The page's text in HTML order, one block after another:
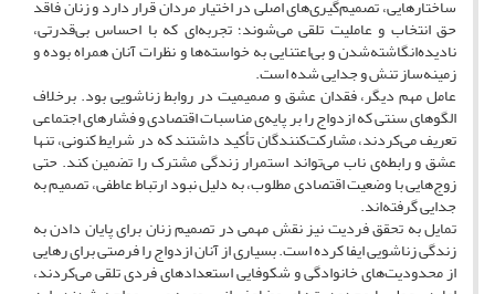
ساختارهایی، تصمیم‌گیری‌های اصلی در اختیار مردان قرار دارد و زنان فاقد
حق انتخاب و عاملیت تلقی می‌شوند؛ تجربه‌ای که با احساس بی‌قدرتی،
نادیده‌انگاشته‌شدن و بی‌اعتنایی به خواسته‌ها و نظرات آنان همراه بوده و
زمینه‌ساز تنش و جدایی شده است.
عامل مهم دیگر، فقدان عشق و صمیمیت در روابط زناشویی بود. برخلاف
الگوهای سنتی که ازدواج را بر پایه‌ی مناسبات اقتصادی و فشارهای اجتماعی
تعریف می‌کردند، مشارکت‌کنندگان تأکید داشتند که در شرایط کنونی، تنها
عشق و رابطه‌ی ناب می‌تواند استمرار زندگی مشترک را تضمین کند. حتی
زوج‌هایی با وضعیت اقتصادی مطلوب، به دلیل نبود ارتباط عاطفی، تصمیم به
جدایی گرفته‌اند.
تمایل به تحقق فردیت نیز نقش مهمی در تصمیم زنان برای پایان دادن به
زندگی زناشویی ایفا کرده است. بسیاری از آنان ازدواج را فرصتی برای رهایی
از محدودیت‌های خانوادگی و شکوفایی استعدادهای فردی تلقی می‌کردند،